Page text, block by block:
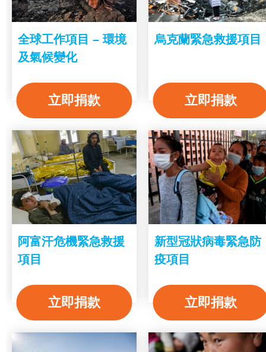
全球工作項目 – 環境
及氣候變化
立即捐款
烏克蘭緊急救援項目
立即捐款
阿富汗危機緊急救援
項目
立即捐款
新型冠狀病毒緊急防
疫項目
立即捐款